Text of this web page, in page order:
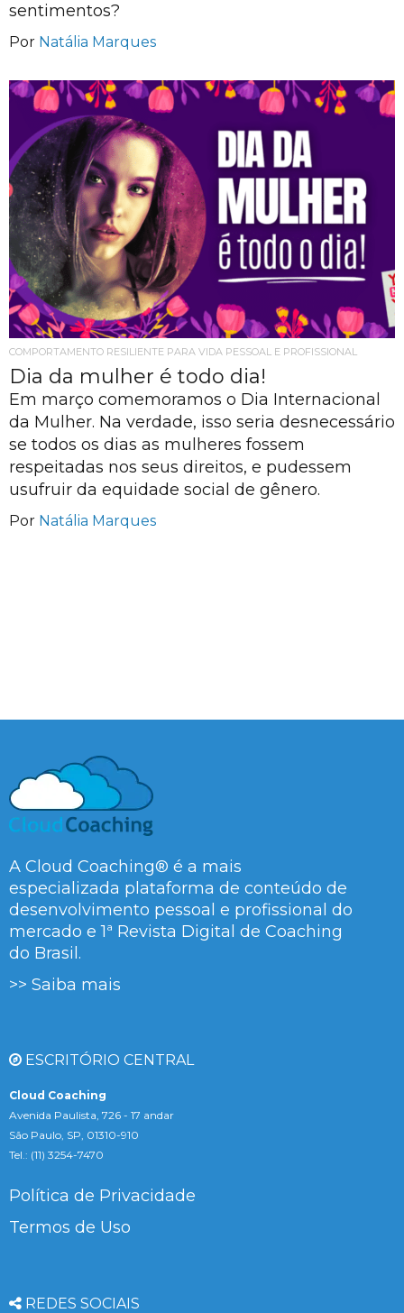
sentimentos?
Por Natália Marques
COMPORTAMENTO RESILIENTE PARA VIDA PESSOAL E PROFISSIONAL
Dia da mulher é todo dia!
Em março comemoramos o Dia Internacional
da Mulher. Na verdade, isso seria desnecessário
se todos os dias as mulheres fossem
respeitadas nos seus direitos, e pudessem
usufruir da equidade social de gênero.
Por Natália Marques
A Cloud Coaching® é a mais
especializada plataforma de conteúdo de
desenvolvimento pessoal e profissional do
mercado e 1ª Revista Digital de Coaching
do Brasil.
>> Saiba mais
ESCRITÓRIO CENTRAL
Cloud Coaching
Avenida Paulista, 726 - 17 andar
São Paulo, SP, 01310-910
Tel.: (11) 3254-7470
Política de Privacidade
Termos de Uso
REDES SOCIAIS